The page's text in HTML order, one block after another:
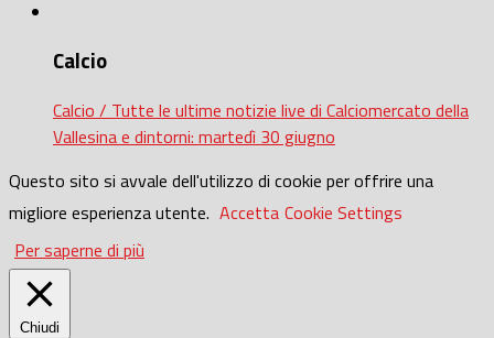
Calcio
Calcio / Tutte le ultime notizie live di Calciomercato della
Vallesina e dintorni: martedì 30 giugno
Questo sito si avvale dell'utilizzo di cookie per offrire una
migliore esperienza utente. Accetta Cookie Settings
Per saperne di più
Chiudi